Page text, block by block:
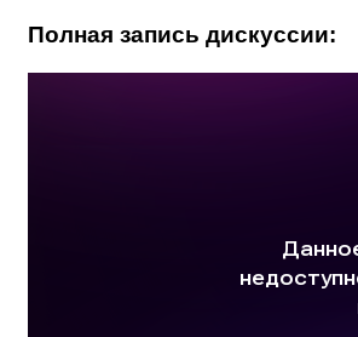
Полная запись дискуссии: